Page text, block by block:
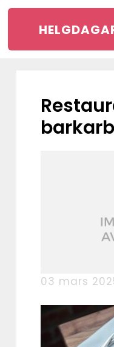
restaurang
03 mars